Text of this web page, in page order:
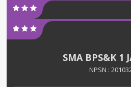
SMA BPS&K 1
NPSN :